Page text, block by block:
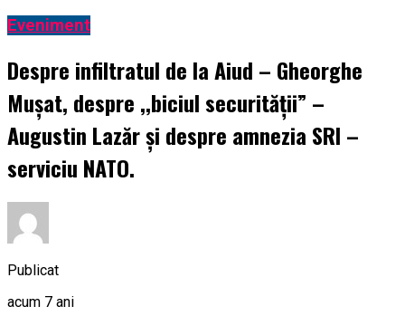
Eveniment
Despre infiltratul de la Aiud – Gheorghe
Mușat, despre ,,biciul securității” –
Augustin Lazăr și despre amnezia SRI –
serviciu NATO.
Publicat
acum 7 ani